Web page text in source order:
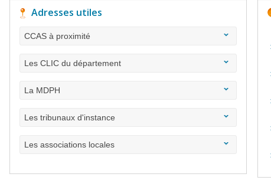
Adresses utiles
CCAS à proximité
Les CLIC du département
La MDPH
Les tribunaux d'instance
Les associations locales